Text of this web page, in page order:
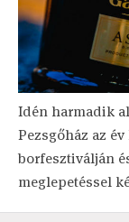
Idén harmadik
Pezsgőház az
borfesztiválján
meglepetéssel